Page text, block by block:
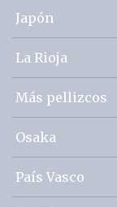
Japón
La Rioja
Más pellizcos
Osaka
País Vasco